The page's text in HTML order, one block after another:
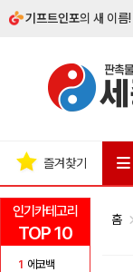
기프트인포의 새 이름!
인기카테고리
TOP 10
1 에코백
즐겨찾기
홈